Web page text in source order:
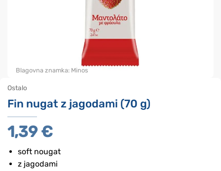
Ostalo
Fin nugat z jagodami (70 g)
1,39€
soft nougat
z jagodami
Blagovna znamka: Minos